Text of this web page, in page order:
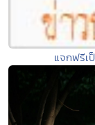
แจกฟรีเ